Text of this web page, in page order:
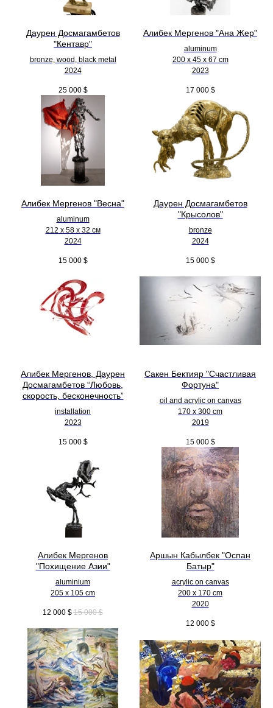
Даурен Досмагамбетов
"Кентавр"
bronze, wood, black metal
2024
25 000 $
Алибек Мергенов "Ана Жер"
aluminum
200 х 45 х 67 cm
2023
17 000 $
Алибек Мергенов "Весна"
aluminum
212 х 58 х 32 см
2024
15 000 $
Даурен Досмагамбетов
"Крысолов"
bronze
2024
15 000 $
Алибек Мергенов, Даурен
Досмагамбетов “Любовь,
скорость, бесконечность”
installation
2023
15 000 $
Сакен Бектияр "Счастливая
Фортуна"
oil and acrylic on canvas
170 x 300 cm
2019
15 000 $
Алибек Мергенов
"Похищение Азии"
aluminium
205 x 105 cm
12 000 $ 15 000 $
Аршын Кабылбек "Оспан
Батыр"
acrylic on canvas
200 x 170 cm
2020
12 000 $